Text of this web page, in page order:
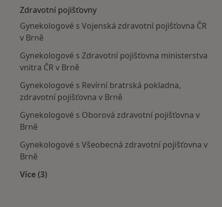
Zdravotní pojišťovny
Gynekologové s Vojenská zdravotní pojišťovna ČR
v Brně
Gynekologové s Zdravotní pojišťovna ministerstva
vnitra ČR v Brně
Gynekologové s Revírní bratrská pokladna,
zdravotní pojišťovna v Brně
Gynekologové s Oborová zdravotní pojišťovna v
Brně
Gynekologové s Všeobecná zdravotní pojišťovna v
Brně
Více (3)